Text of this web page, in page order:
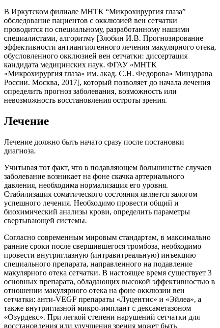
В Иркутском филиале МНТК “Микрохирургия глаза”
обследование пациентов с окклюзией вен сетчатки
проводится по специальному, разработанному нашими
специалистами, алгоритму [Злобин И.В. Прогнозирование
эффективности антиангиогенного лечения макулярного отека,
обусловленного окклюзией вен сетчатки: диссертация
кандидата медицинских наук. ФГАУ «МНТК
«Микрохирургия глаза» им. акад. С.Н. Федорова» Минздрава
России. Москва, 2017], который позволяет до начала лечения
определить прогноз заболевания, возможность или
невозможность восстановления остроты зрения.
Лечение
Лечение должно быть начато сразу после постановки
диагноза.
Учитывая тот факт, что в подавляющем большинстве случаев
заболевание возникает на фоне скачка артериального
давления, необходима нормализация его уровня.
Стабилизация соматического состояния является залогом
успешного лечения. Необходимо провести общий и
биохимический анализы крови, определить параметры
свертывающей системы.
Согласно современным мировым стандартам, в максимально
ранние сроки после свершившегося тромбоза, необходимо
провести внутриглазную (интравитреальную) инъекцию
специального препарата, направленного на подавление
макулярного отека сетчатки. В настоящее время существует 3
основных препарата, обладающих высокой эффективностью в
отношении макулярного отека на фоне окклюзии вен
сетчатки: анти-VEGF препараты «Луцентис» и «Эйлеа», а
также внутриглазной микро-имплант с дексаметазоном
«Озурдекс». При легкой степени нарушений сетчатки для
восстановления или улучшения зрения может быть